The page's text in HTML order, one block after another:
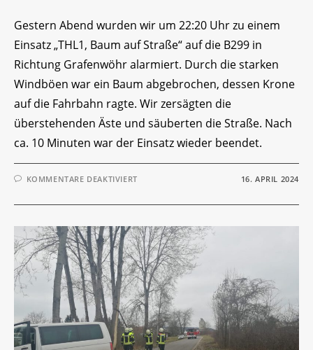
Gestern Abend wurden wir um 22:20 Uhr zu einem
Einsatz „THL1, Baum auf Straße“ auf die B299 in
Richtung Grafenwöhr alarmiert. Durch die starken
Windböen war ein Baum abgebrochen, dessen Krone
auf die Fahrbahn ragte. Wir zersägten die
überstehenden Äste und säuberten die Straße. Nach
ca. 10 Minuten war der Einsatz wieder beendet.
KOMMENTARE DEAKTIVIERTFÜR 16. APRIL 2024